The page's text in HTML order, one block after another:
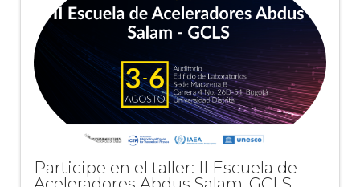
Participe en el taller: II Escuela de